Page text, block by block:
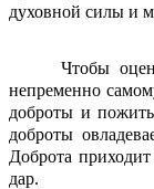
духовной силы и
Чтобы
непременно
доброты и
доброты
Доброта
дар.